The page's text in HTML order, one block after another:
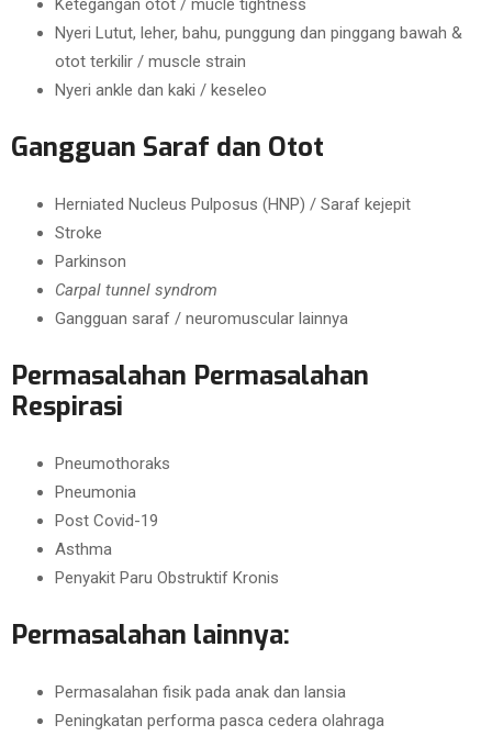
Ketegangan otot / mucle tightness
Nyeri Lutut, leher, bahu, punggung dan pinggang bawah &
otot terkilir / muscle strain
Nyeri ankle dan kaki / keseleo
Gangguan Saraf dan Otot
Herniated Nucleus Pulposus (HNP) / Saraf kejepit
Stroke
Parkinson
Carpal tunnel syndrom
Gangguan saraf / neuromuscular lainnya
Permasalahan Permasalahan
Respirasi
Pneumothoraks
Pneumonia
Post Covid-19
Asthma
Penyakit Paru Obstruktif Kronis
Permasalahan lainnya:
Permasalahan fisik pada anak dan lansia
Peningkatan performa pasca cedera olahraga